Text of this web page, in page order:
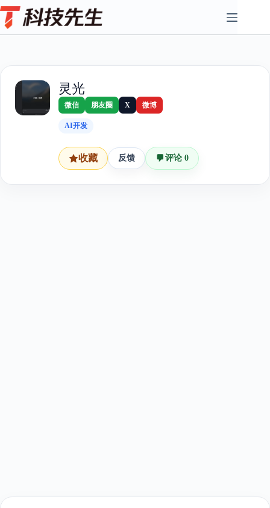
Skip
to
content
灵光
微信 朋友圈 X 微博
AI开发
收藏 反馈 评论 0